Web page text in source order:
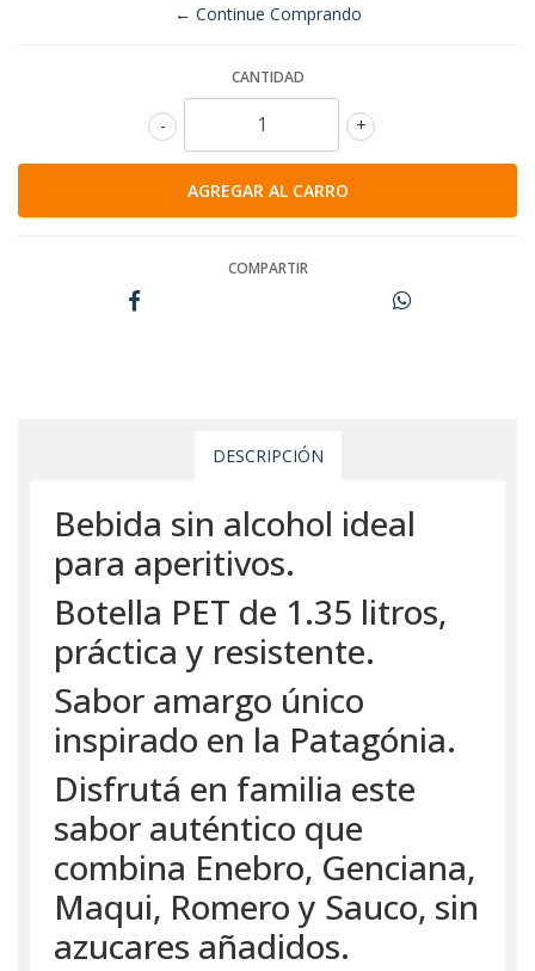
← Continue Comprando
CANTIDAD
+
-
COMPARTIR
DESCRIPCIÓN
Bebida sin alcohol ideal
para aperitivos.
Botella PET de 1.35 litros,
práctica y resistente.
Sabor amargo único
inspirado en la Patagónia.
Disfrutá en familia este
sabor auténtico que
combina Enebro, Genciana,
Maqui, Romero y Sauco, sin
azucares añadidos.